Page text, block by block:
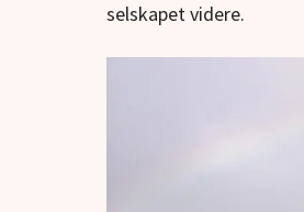
selskapet videre.